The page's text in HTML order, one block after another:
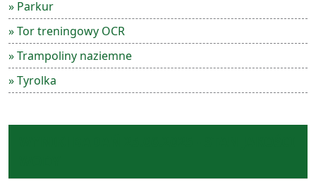
» Parkur
» Tor treningowy OCR
» Trampoliny naziemne
» Tyrolka